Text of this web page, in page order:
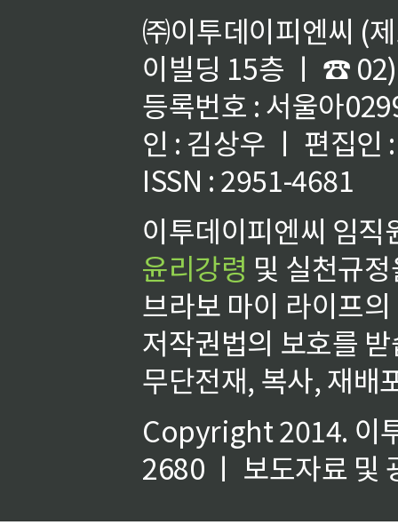
㈜이투데이피엔씨 (
이빌딩 15층 ㅣ ☎
등록번호 : 서울아
인 : 김상우 ㅣ 편집인
ISSN : 2951-4681
이투데이피엔씨 임
윤리강령 및 실천규
브라보 마이 라이프
저작권법의 보호를
무단전재, 복사, 재배
Copyright 2014. 이
2680 ㅣ 보도자료